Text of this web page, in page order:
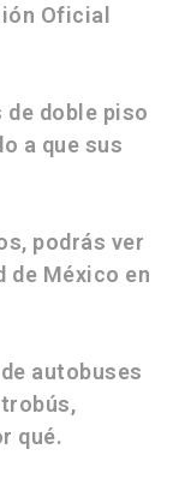
Oficial
doble piso
a que sus
podrás ver
de México en
autobuses
qué.